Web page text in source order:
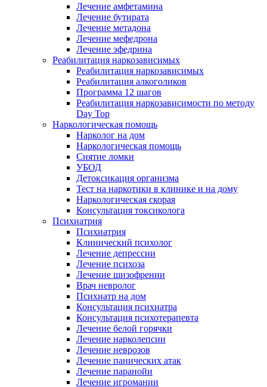
Лечение амфетамина
Лечение бутирата
Лечение метадона
Лечение мефедрона
Лечение эфедрина
Реабилитация наркозависимых
Реабилитация наркозависимых
Реабилитация алкоголиков
Программа 12 шагов
Реабилитация наркозависимости по методу
Day Top
Наркологическая помощь
Нарколог на дом
Наркологическая помощь
Снятие ломки
УБОД
Детоксикация организма
Тест на наркотики в клинике и на дому
Наркологическая скорая
Консультация токсиколога
Психиатрия
Психиатрия
Клинический психолог
Лечение депрессии
Лечение психоза
Лечение шизофрении
Врач невролог
Психиатр на дом
Консультация психиатра
Консультация психотерапевта
Лечение белой горячки
Лечение нарколепсии
Лечение неврозов
Лечение панических атак
Лечение паранойи
Лечение игромании